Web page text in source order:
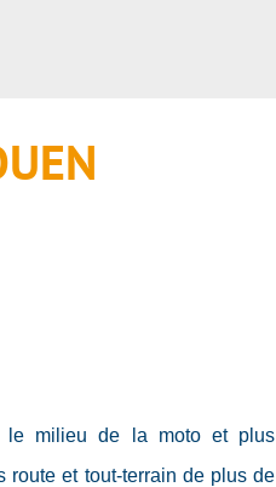
le milieu de la moto et plus
route et tout-terrain de plus de